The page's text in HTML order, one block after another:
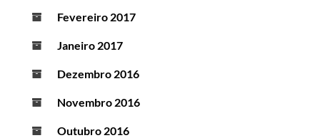
Fevereiro 2017
Janeiro 2017
Dezembro 2016
Novembro 2016
Outubro 2016